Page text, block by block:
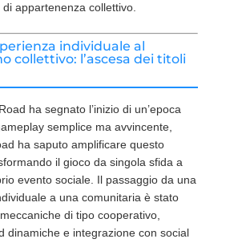
appartenenza collettivo.
individuale al
collettivo: l’ascesa dei titoli
ha segnato l’inizio di un’epoca
semplice ma avvincente,
ha saputo amplificare questo
il gioco da singola sfida a
evento sociale. Il passaggio da una
a una comunitaria è stato
di tipo cooperativo,
dinamiche e integrazione con social